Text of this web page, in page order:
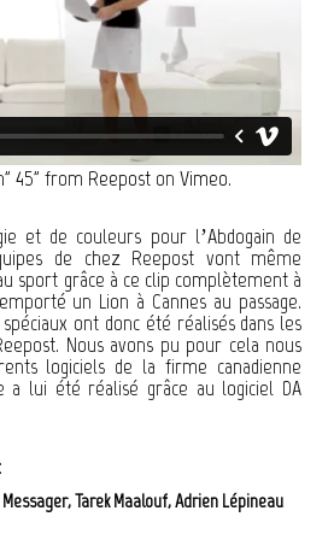
45" from Reeposton Vimeo.
et de couleurs pour l’Abdogain de
de chez Reepost vont même
sport grâce à ce clip complètement à
un Lion à Cannes au passage.
ont donc été réalisés dans les
Nous avons pu pour cela nous
logiciels de la firme canadienne
a lui été réalisé grâce au logiciel DA
,Tarek Maalouf,Adrien Lépineau